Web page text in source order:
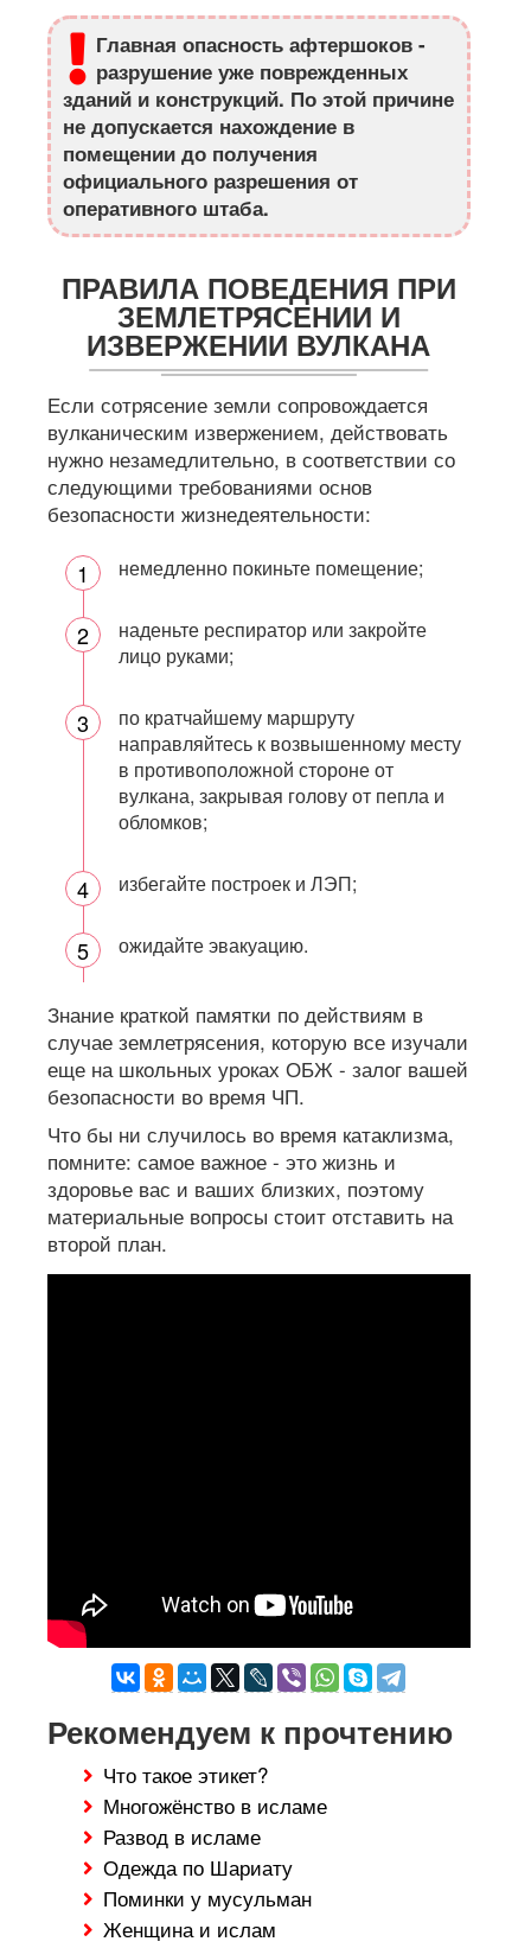
Главная опасность афтершоков -
разрушение уже поврежденных
зданий и конструкций. По этой причине
не допускается нахождение в
помещении до получения
официального разрешения от
оперативного штаба.
ПРАВИЛА ПОВЕДЕНИЯ ПРИ
ЗЕМЛЕТРЯСЕНИИ И
ИЗВЕРЖЕНИИ ВУЛКАНА
Если сотрясение земли сопровождается
вулканическим извержением, действовать
нужно незамедлительно, в соответствии со
следующими требованиями основ
безопасности жизнедеятельности:
немедленно покиньте помещение;
наденьте респиратор или закройте
лицо руками;
по кратчайшему маршруту
направляйтесь к возвышенному месту
в противоположной стороне от
вулкана, закрывая голову от пепла и
обломков;
избегайте построек и ЛЭП;
ожидайте эвакуацию.
Знание краткой памятки по действиям в
случае землетрясения, которую все изучали
еще на школьных уроках ОБЖ - залог вашей
безопасности во время ЧП.
Что бы ни случилось во время катаклизма,
помните: самое важное - это жизнь и
здоровье вас и ваших близких, поэтому
материальные вопросы стоит отставить на
второй план.
Рекомендуем к прочтению
Что такое этикет?
Многожёнство в исламе
Развод в исламе
Одежда по Шариату
Поминки у мусульман
Женщина и ислам